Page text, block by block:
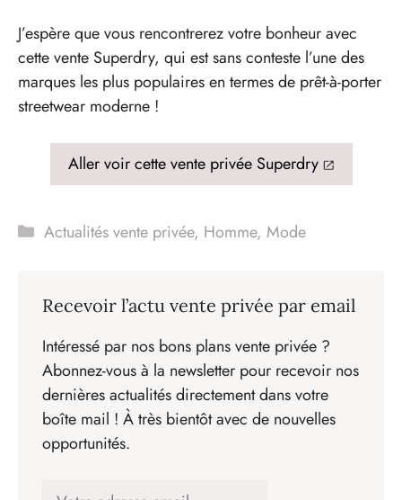
J’espère que vous rencontrerez votre bonheur avec
cette vente Superdry, qui est sans conteste l’une des
marques les plus populaires en termes de prêt-à-porter
streetwear moderne !
Aller voir cette vente privée Superdry
Catégories
Actualités vente privée, Homme, Mode
Recevoir l’actu vente privée par email
Intéressé par nos bons plans vente privée ?
Abonnez-vous à la newsletter pour recevoir nos
dernières actualités directement dans votre
boîte mail ! À très bientôt avec de nouvelles
opportunités.